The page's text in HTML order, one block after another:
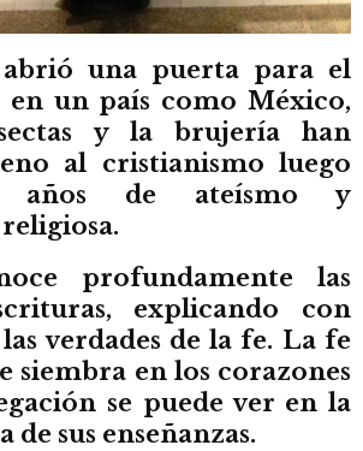
abrió una puerta para el
en un país como México,
y la brujería han
al cristianismo luego
años de ateísmo y
profundamente las
explicando con
verdades de la fe. La fe
siembra en los corazones
se puede ver en la
de sus enseñanzas.